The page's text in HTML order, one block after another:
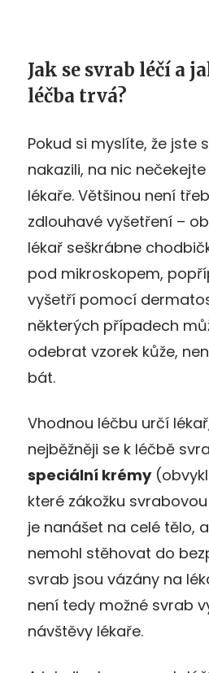
Jak se svrab léčí a
léčba trvá?
Pokud si myslíte, že jste
nakazili, na nic
lékaře. Většinou není
zdlouhavé vyšetření –
lékař seškrábne
pod mikroskopem,
vyšetří pomocí
některých případech
odebrat vzorek kůže,
bát.
Vhodnou léčbu určí
nejběžněji se k léčbě
speciální krémy
které zákožku
je nanášet na celé tělo,
nemohl stěhovat do
svrab jsou vázány na
není tedy možné svrab
návštěvy lékaře.